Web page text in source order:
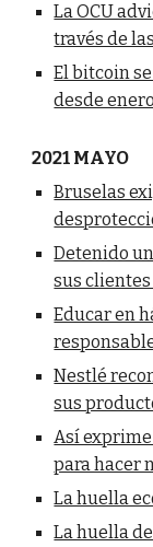
La OCU
través de
El bitcoin
desde enero
2021 MAYO
Bruselas
Detenido
sus
Educar en
Nestlé
sus
Así
para hacer
La huella
La huella